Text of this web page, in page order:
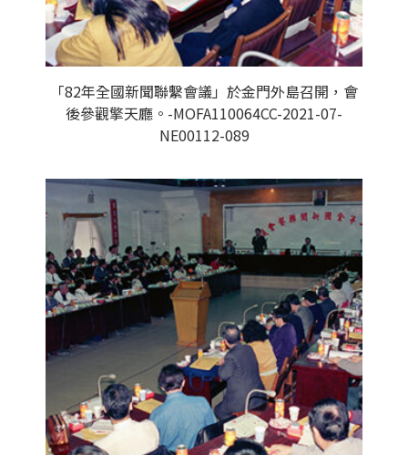
「82年全國新聞聯繫會議」於金門外島召開，會
後參觀擎天廳。-MOFA110064CC-2021-07-
NE00112-089